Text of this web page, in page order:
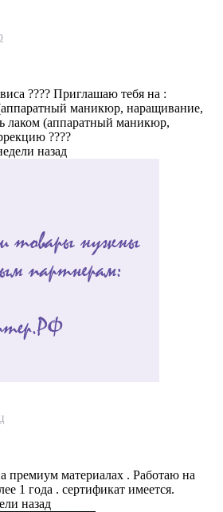
???? Приглашаю тебя на :
маникюр, наращивание,
лаком (аппаратный маникюр,
????
назад
премиум материалах . Работаю на
1 года . сертификат имеется.
назад